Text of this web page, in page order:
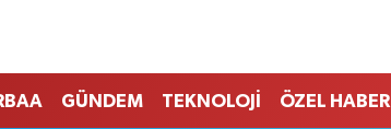
GÜNDEM TEKNOLOJİ ÖZEL HABER